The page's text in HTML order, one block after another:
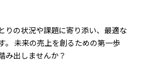
りの状況や課題に寄り添い、最適な
。 未来の売上を創るための第一歩
み出しませんか？